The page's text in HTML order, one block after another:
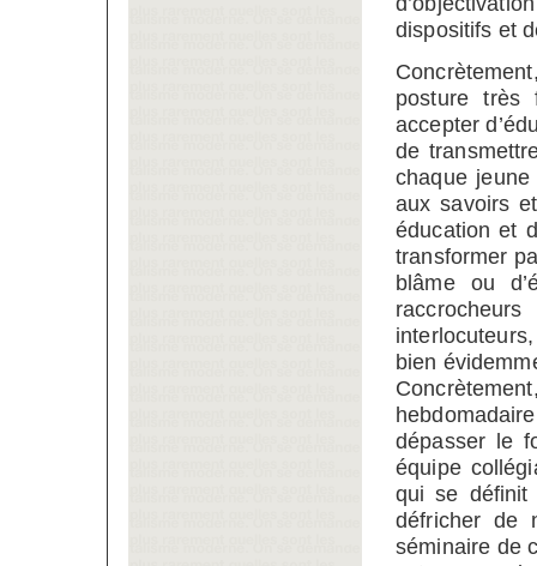
dispositifs et
posture très
accepter
de
chaque
aux savoirs
éducation et
transformer
blâme ou
bien
dépasser le
équipe
qui se définit
défricher de
séminaire de